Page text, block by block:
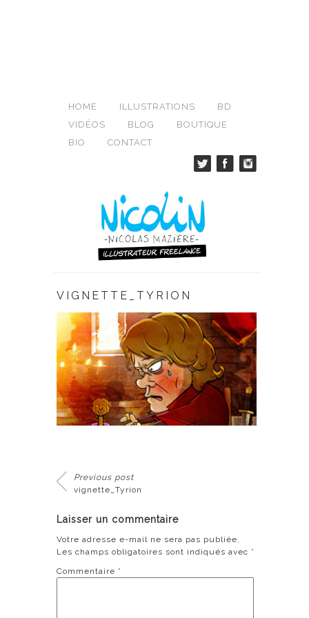
HOME ILLUSTRATIONS
BD
VIDÉOS
BLOG
BOUTIQUE
BIO
CONTACT
VIGNETTE_TYRION
Previous post
vignette_Tyrion
Laisser un commentaire
Votre adresse e-mail ne sera pas publiée.
Les champs obligatoires sont indiqués avec *
Commentaire *